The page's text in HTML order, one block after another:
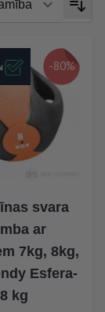
-80%
svara
ar
7kg, 8kg,
Esfera-
8 kg